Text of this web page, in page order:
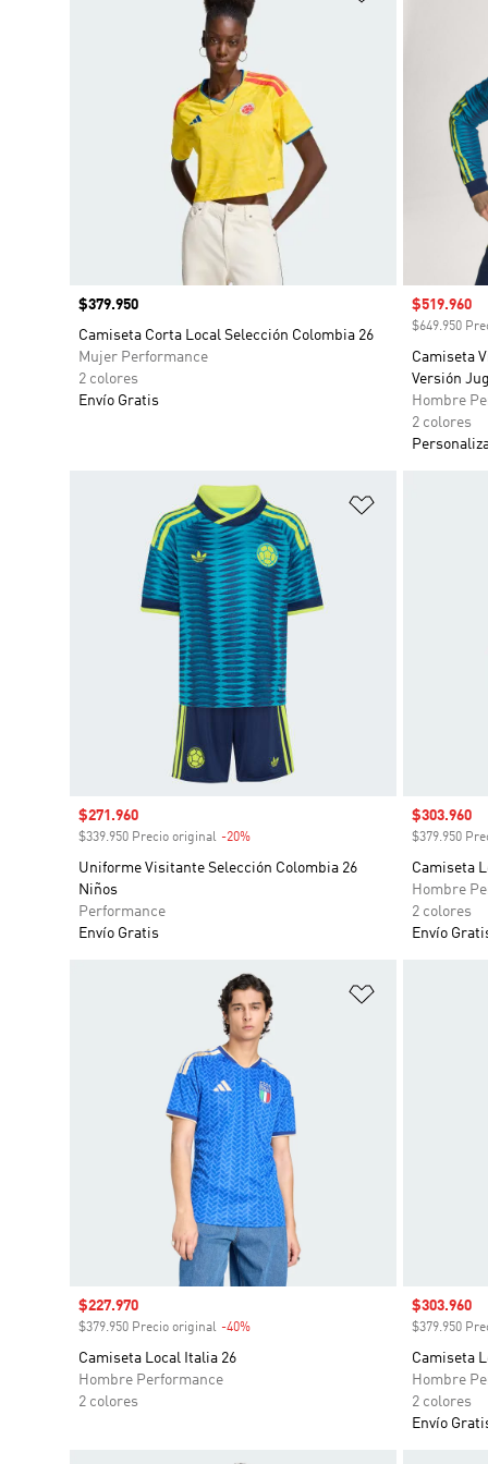
Precio
$379.950
Camiseta Corta Local Selección Colombia 26
Mujer Performance
2 colores
Envío Gratis
Precio de
$519.960
$649.950
Camiseta
Versión
Hombre
2 colores
Añadir a la
Precio de venta
$271.960
$339.950 Precio original -20%
Uniforme Visitante Selección Colombia 26
Niños
Performance
Envío Gratis
Precio de
$303.960
$379.950
Camiseta
Hombre
2 colores
Envío
Añadir a la
Precio de venta
$227.970
$379.950 Precio original -40%
Camiseta Local Italia 26
Hombre Performance
2 colores
Precio de
$303.960
$379.950
Camiseta
Hombre
2 colores
Envío